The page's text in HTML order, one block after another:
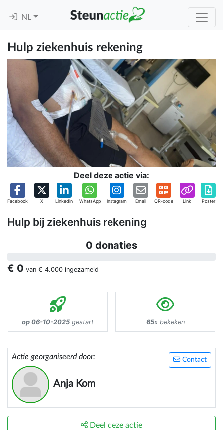
NL
Hulp ziekenhuis rekening
Deel deze actie via:
Facebook X Linkedin WhatsApp Instagram Email QR-code Link Poster
Hulp bij ziekenhuis rekening
0 donaties
€ 0 van € 4.000 ingezameld
op 06-10-2025 gestart 65x bekeken
Contact
Actie georganiseerd door:
Anja Kom
Deel deze actie